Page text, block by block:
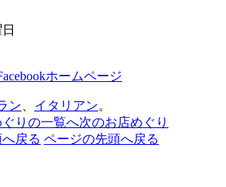
ホームページ
ン イタリアン。
ぐりの一覧へ次のお店めぐり
戻る ページの先頭へ戻る